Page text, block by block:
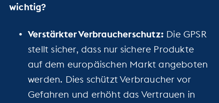
wichtig?
Verstärkter Verbraucherschutz: Die GPSR
stellt sicher, dass nur sichere Produkte
auf dem europäischen Markt angeboten
werden. Dies schützt Verbraucher vor
Gefahren und erhöht das Vertrauen in